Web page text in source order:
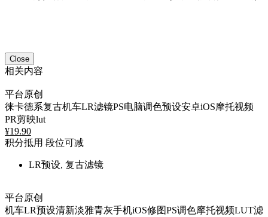
Close
相关内容
平台原创
徕卡德系复古机车LR滤镜PS电脑调色预设安卓iOS摩托视频
PR剪映lut
¥19.90
积分抵用 段位可减
LR预设, 复古滤镜
平台原创
机车LR预设清新淡雅青灰手机iOS修图PS调色摩托视频LUT滤